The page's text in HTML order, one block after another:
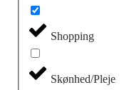
Shopping
Skønhed/Pleje